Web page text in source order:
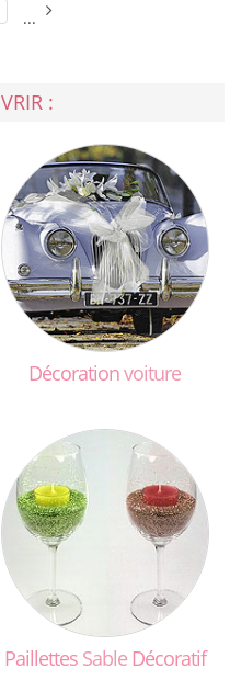
...
:
Décorationvoiture
Paillettes SableDécoratif